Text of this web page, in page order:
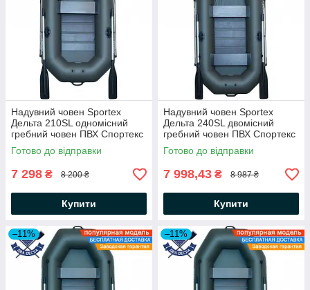
Надувний човен Sportex
Дельта 210SL одномісний
гребний човен ПВХ Спортекс
балони 34 слань-килимок
весла
Готово до відправки
7 298 ₴ 8 200 ₴
Купити
Надувний човен Sportex
Дельта 240SL двомісний
гребний човен ПВХ Спортекс
балони 34 слань-килимок без
реєстрації
Готово до відправки
7 998,43 ₴ 8 987 ₴
Купити
–11% –11%